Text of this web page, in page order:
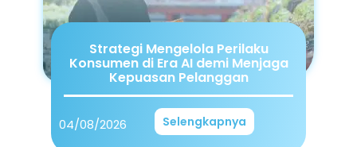
Strategi Mengelola Perilaku
Konsumen di Era AI demi Menjaga
Kepuasan Pelanggan
04/08/2026 Selengkapnya